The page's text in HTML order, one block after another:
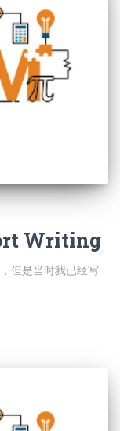
Writing
但是当时我已经写